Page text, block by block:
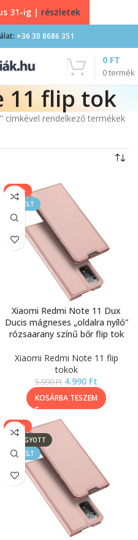
+36 30 8686 351
0termék
0 FT
11 flip tok
címkével rendelkező termékek
-17%
KIEMELT
Xiaomi Redmi Note 11 Dux
Ducis mágneses „oldalra nyíló”
rózsaarany színű bőr flip tok
Xiaomi Redmi Note 11 flip
tokok
5.990Ft 4.990 Ft
KOSÁRBA TESZEM
-17%
ELFOGYOTT
KIEMELT
31-ig | részletek